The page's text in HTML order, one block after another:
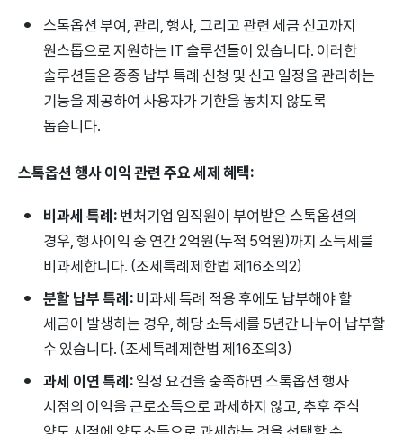
스톡옵션 부여, 관리, 행사, 그리고 관련 세금 신고까지
원스톱으로 지원하는 IT 솔루션들이 있습니다. 이러한
솔루션들은 종종 납부 특례 신청 및 신고 일정을 관리하는
기능을 제공하여 사용자가 기한을 놓치지 않도록
돕습니다.
스톡옵션 행사 이익 관련 주요 세제 혜택:
비과세 특례:벤처기업 임직원이 부여받은 스톡옵션의
경우, 행사이익 중 연간 2억원(누적 5억원)까지 소득세를
비과세합니다. (조세특례제한법 제16조의2)
분할 납부 특례:비과세 특례 적용 후에도 납부해야 할
세금이 발생하는 경우, 해당 소득세를 5년간 나누어 납부할
수 있습니다. (조세특례제한법 제16조의3)
과세 이연 특례:일정 요건을 충족하면 스톡옵션 행사
시점의 이익을 근로소득으로 과세하지 않고, 추후 주식